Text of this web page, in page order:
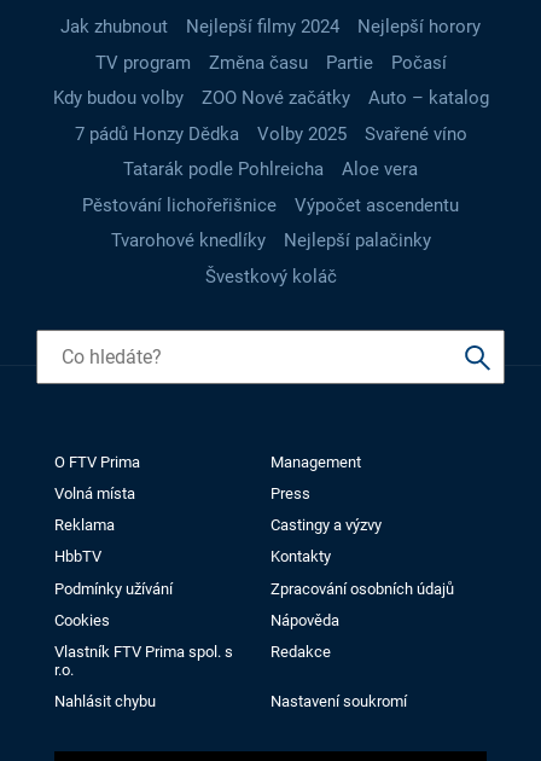
Jak zhubnout Nejlepší filmy 2024
Nejlepší horory
TV program
Změna času Partie
Počasí
Kdy budou volby
ZOO Nové začátky
Auto – katalog
7 pádů Honzy Dědka
Volby 2025
Svařené víno
Tatarák podle Pohlreicha
Aloe vera
Pěstování lichořeřišnice
Výpočet ascendentu
Tvarohové knedlíky
Nejlepší palačinky
Švestkový koláč
O FTV Prima
Management
Volná místa
Press
Reklama
Castingy a výzvy
HbbTV
Kontakty
Podmínky užívání
Zpracování osobních údajů
Cookies
Nápověda
Vlastník FTV Prima spol. s
r.o.
Redakce
Nahlásit chybu Nastavení soukromí